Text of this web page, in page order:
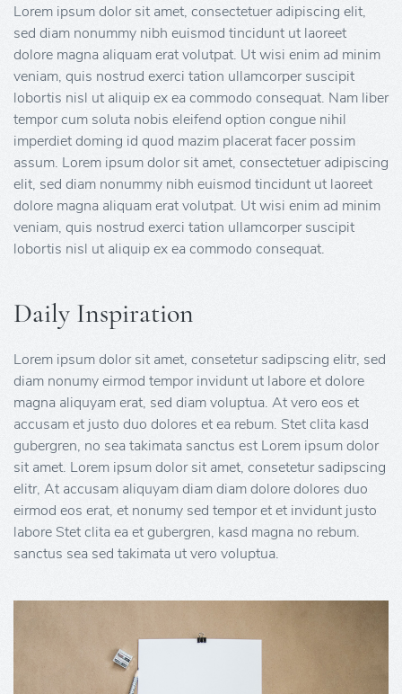
Lorem ipsum dolor sit amet, consectetuer adipiscing elit,
sed diam nonummy nibh euismod tincidunt ut laoreet
dolore magna aliquam erat volutpat. Ut wisi enim ad minim
veniam, quis nostrud exerci tation ullamcorper suscipit
lobortis nisl ut aliquip ex ea commodo consequat. Nam liber
tempor cum soluta nobis eleifend option congue nihil
imperdiet doming id quod mazim placerat facer possim
assum. Lorem ipsum dolor sit amet, consectetuer adipiscing
elit, sed diam nonummy nibh euismod tincidunt ut laoreet
dolore magna aliquam erat volutpat. Ut wisi enim ad minim
veniam, quis nostrud exerci tation ullamcorper suscipit
lobortis nisl ut aliquip ex ea commodo consequat.
Daily Inspiration
Lorem ipsum dolor sit amet, consetetur sadipscing elitr, sed
diam nonumy eirmod tempor invidunt ut labore et dolore
magna aliquyam erat, sed diam voluptua. At vero eos et
accusam et justo duo dolores et ea rebum. Stet clita kasd
gubergren, no sea takimata sanctus est Lorem ipsum dolor
sit amet. Lorem ipsum dolor sit amet, consetetur sadipscing
elitr, At accusam aliquyam diam diam dolore dolores duo
eirmod eos erat, et nonumy sed tempor et et invidunt justo
labore Stet clita ea et gubergren, kasd magna no rebum.
sanctus sea sed takimata ut vero voluptua.